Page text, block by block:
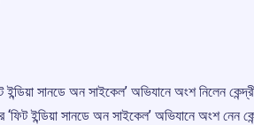
সানডে অন সাইকেল’ অভিযানে অংশ নিলেন
‘ফিট ইন্ডিয়া সানডে অন সাইকেল’ অভিযানে অংশ নেন